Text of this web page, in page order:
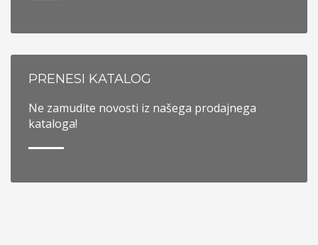
PRENESI KATALOG
Ne zamudite novosti iz našega prodajnega
kataloga!